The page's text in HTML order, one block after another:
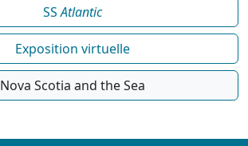
SSAtlantic
Exposition virtuelle
Nova Scotia and the Sea